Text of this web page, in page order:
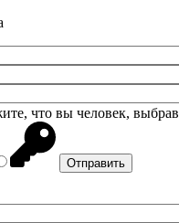
что вы человек, выбрав